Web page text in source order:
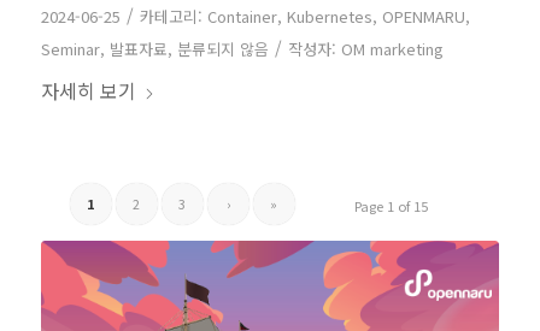
2024-06-25 / 카테고리: Container, Kubernetes, OPENMARU,
Seminar, 발표자료, 분류되지 않음 / 작성자: OM marketing
자세히 보기
Page 1 of 15
1 2 3 › »